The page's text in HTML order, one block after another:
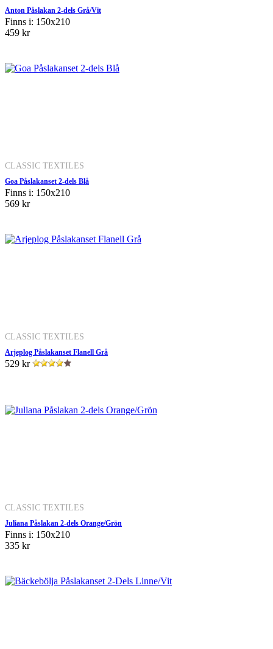
Anton Påslakan 2-dels Grå/Vit
Finns i: 150x210
459 kr
CLASSIC TEXTILES
Goa Påslakanset 2-dels Blå
Finns i: 150x210
569 kr
CLASSIC TEXTILES
Arjeplog Påslakanset Flanell Grå
529 kr
CLASSIC TEXTILES
Juliana Påslakan 2-dels Orange/Grön
Finns i: 150x210
335 kr